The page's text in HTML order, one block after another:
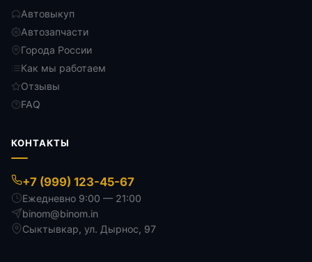
Автовыкуп
Автозапчасти
Города России
Как мы работаем
Отзывы
FAQ
КОНТАКТЫ
+7 (999) 123-45-67
Ежедневно 9:00 — 21:00
binom@binom.in
Сыктывкар, ул. Дырнос, 97